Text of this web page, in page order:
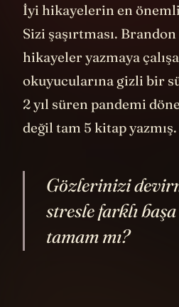
İyi hikayelerin en
Sizi şaşırtması.
hikayeler yazmaya
okuyucularına gizli bir
2 yıl süren pandemi
değil tam 5 kitap yazmış.
Gözlerinizi
stresle farklı
tamam mı?